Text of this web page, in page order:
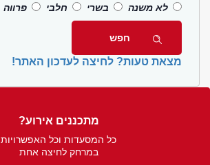
לא משנה
בשרי חלבי פרווה
מצאת טעות? לחיצה לעדכון האתר!
מתכננים אירוע?
כל המסעדות וכל האפשרויות
במרחק לחיצה אחת